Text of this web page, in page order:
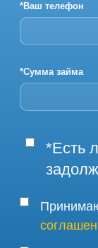
*Ваш телефон
*Сумма займа
*Есть